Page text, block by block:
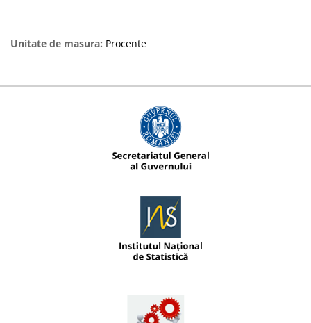
Unitate de masura: Procente